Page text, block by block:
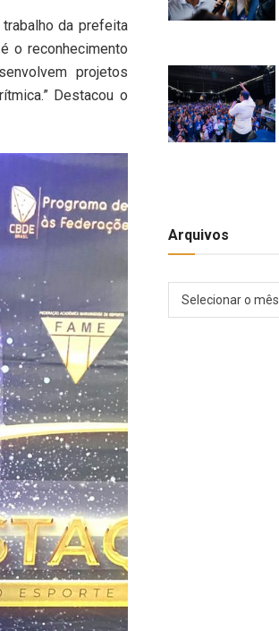
da prefeita
o reconhecimento
projetos
Destacou o
Arquivos
Selecionar o mês